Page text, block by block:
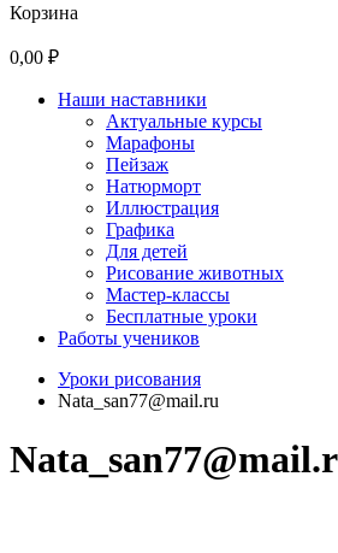
Корзина
0,00 ₽
Наши наставники
Актуальные курсы
Марафоны
Пейзаж
Натюрморт
Иллюстрация
Графика
Для детей
Рисование животных
Мастер-классы
Бесплатные уроки
Работы учеников
Уроки рисования
Nata_san77@mail.ru